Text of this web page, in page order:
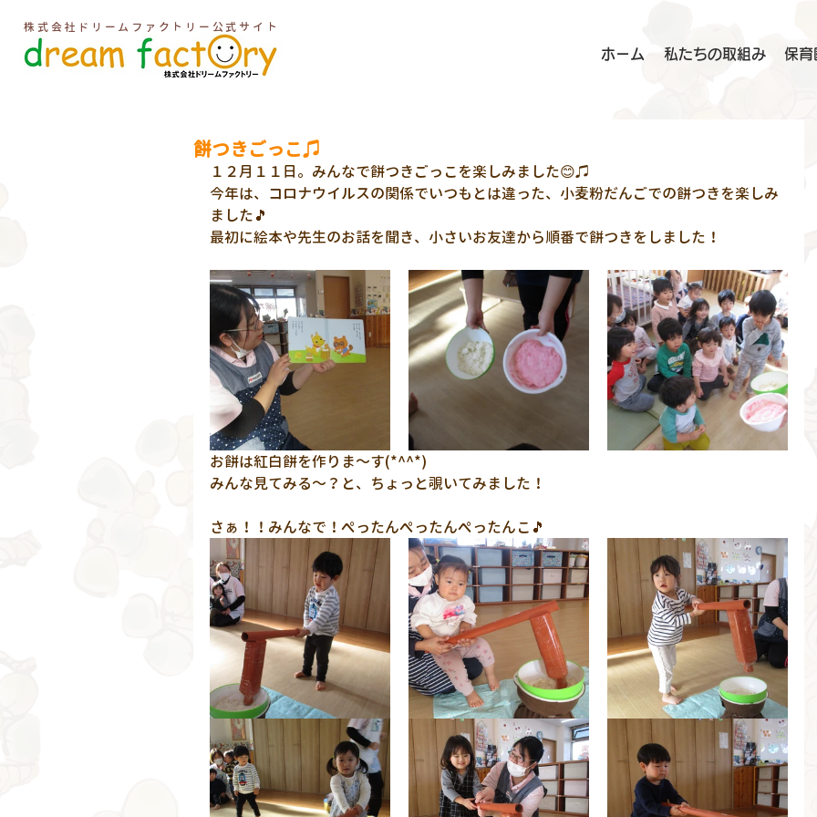
株式会社ドリームファクトリー公式サイト
ホーム 私たちの取組み 保育
餅つきごっこ♫
１２月１１日。みんなで餅つきごっこを楽しみました😊♫
今年は、コロナウイルスの関係でいつもとは違った、小麦粉だんごでの餅つきを楽しみ
ました🎵
最初に絵本や先生のお話を聞き、小さいお友達から順番で餅つきをしました！
お餅は紅白餅を作りま～す(*^^*)
みんな見てみる～？と、ちょっと覗いてみました！
さぁ！！みんなで！ぺったんぺったんぺったんこ🎵